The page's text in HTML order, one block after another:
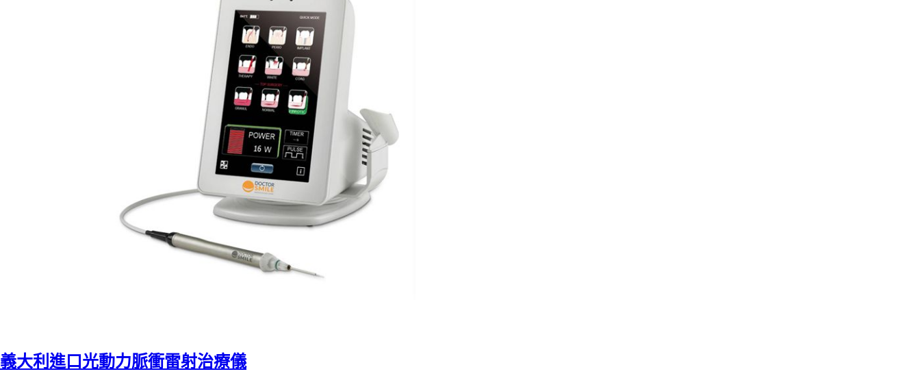
義大利進口光動力脈衝雷射治療儀